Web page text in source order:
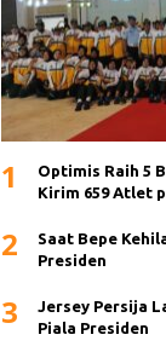
1
Optimis Raih 5
Kirim 659 Atlet
2
Saat Bepe
Presiden
3
Jersey Persija
Piala Presiden